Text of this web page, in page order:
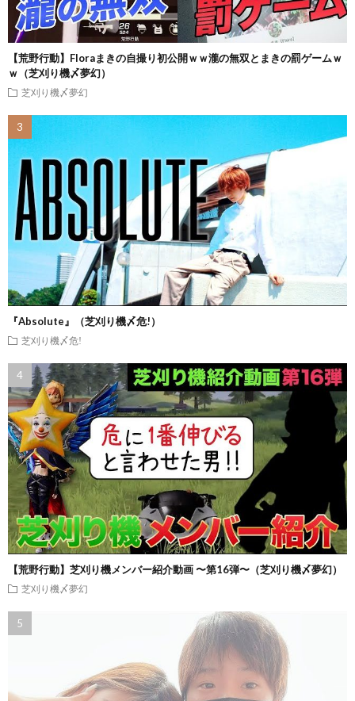
【荒野行動】Floraまきの自撮り初公開ｗｗ瀧の無双とまきの罰ゲームｗ
ｗ（芝刈り機〆夢幻）
芝刈り機〆夢幻
『Absolute』（芝刈り機〆危!）
芝刈り機〆危!
【荒野行動】芝刈り機メンバー紹介動画 〜第16弾〜（芝刈り機〆夢幻）
芝刈り機〆夢幻